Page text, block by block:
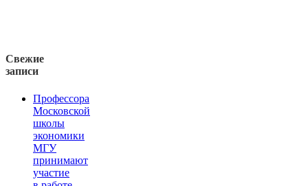
Свежие
записи
Профессора
Московской
школы
экономики
МГУ
принимают
участие